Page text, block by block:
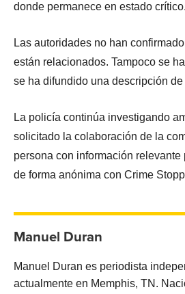
donde permanece en estado crítico.
Las autoridades no han
están relacionados. Tampoco se
se ha difundido una descripción
La policía continúa investigando
solicitado la colaboración de la
persona con información
de forma anónima con Crime
Manuel Duran
Manuel Duran es periodista
actualmente en Memphis, TN.